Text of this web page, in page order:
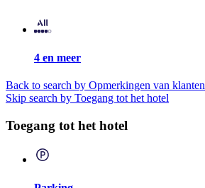
4 en meer
Back to search by Opmerkingen van klanten
Skip search by Toegang tot het hotel
Toegang tot het hotel